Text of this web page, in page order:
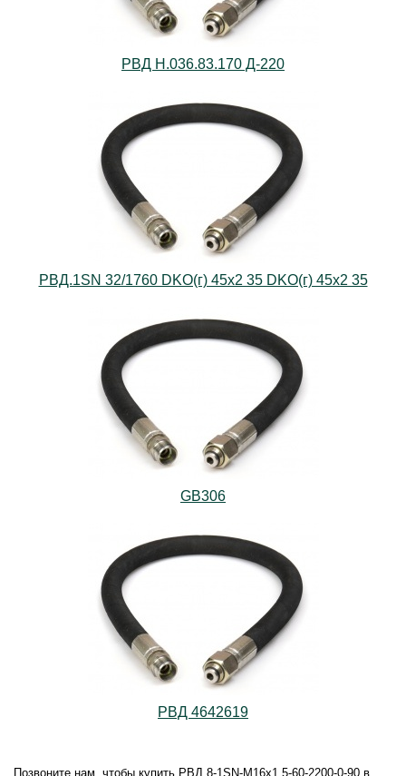
РВД Н.036.83.170 Д-220
РВД.1SN 32/1760 DKO(г) 45х2 35 DKO(г) 45х2 35
GB306
РВД 4642619
Позвоните нам, чтобы купить РВД 8-1SN-M16х1,5-60-2200-0-90 в